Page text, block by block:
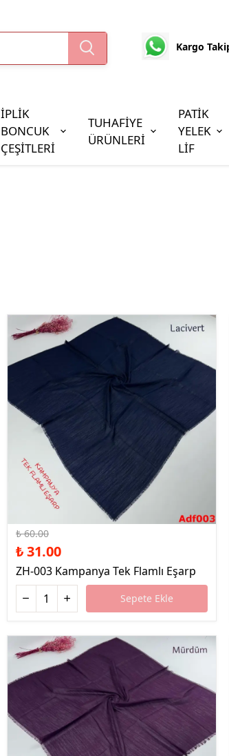
Kargo
İPLİK
BONCUK
ÇEŞİTLERİ
TUHAFİYE
ÜRÜNLERİ
PATİK
YELEK
LİF
₺ 60.00
₺ 31.00
ZH-003 Kampanya Tek Flamlı Eşarp
Sepete Ekle